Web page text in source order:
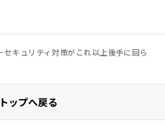
セキュリティ対策がこれ以上後手に回ら
ップへ戻る